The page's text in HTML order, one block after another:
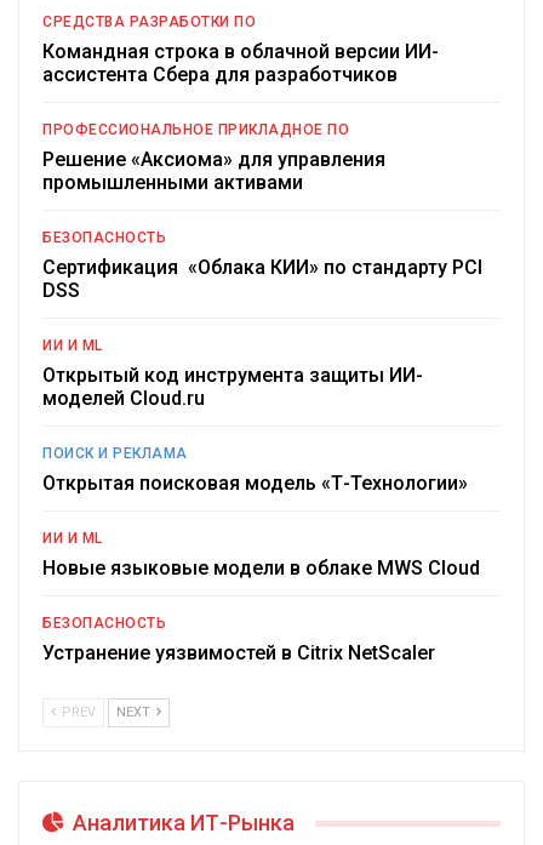
СРЕДСТВА РАЗРАБОТКИ ПО
Командная строка в облачной версии ИИ-
ассистента Сбера для разработчиков
ПРОФЕССИОНАЛЬНОЕ ПРИКЛАДНОЕ ПО
Решение «Аксиома» для управления
промышленными активами
БЕЗОПАСНОСТЬ
Сертификация «Облака КИИ» по стандарту PCI
DSS
ИИ И ML
Открытый код инструмента защиты ИИ-
моделей Cloud.ru
ПОИСК И РЕКЛАМА
Открытая поисковая модель «Т-Технологии»
ИИ И ML
Новые языковые модели в облаке MWS Cloud
БЕЗОПАСНОСТЬ
Устранение уязвимостей в Citrix NetScaler
PREV NEXT
Аналитика ИТ-Рынка